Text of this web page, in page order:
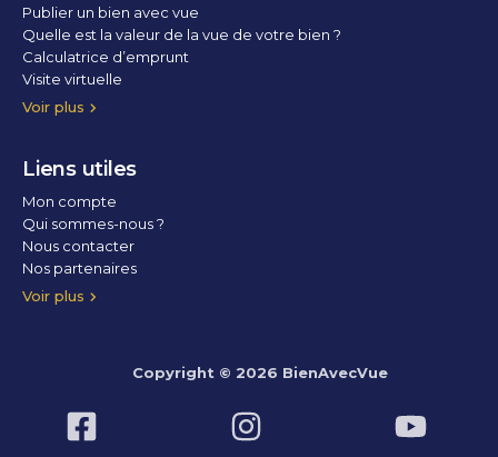
Voir plus
Publier un bien avec vue
Quelle est la valeur de la vue de votre bien ?
Calculatrice d’emprunt
Visite virtuelle
Home staging
Liens utiles
Voir plus
Mon compte
Qui sommes-nous ?
Nous contacter
Nos partenaires
Conditions Générales d’Utilisation
Politique de confidentialité
Politique des cookies
Copyright © 2026 BienAvecVue